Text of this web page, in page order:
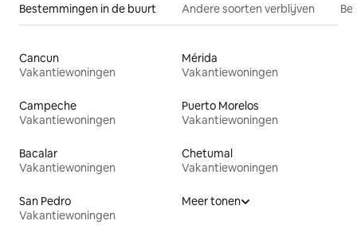
Bestemmingen in de buurt Andere soorten verblijven
Cancun
Vakantiewoningen
Mérida
Vakantiewoningen
Campeche
Vakantiewoningen
Puerto Morelos
Vakantiewoningen
Bacalar
Vakantiewoningen
Chetumal
Vakantiewoningen
San Pedro
Vakantiewoningen
Meer tonen